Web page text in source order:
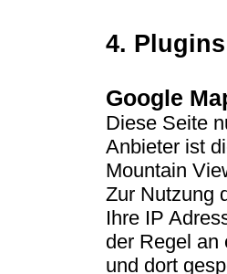
4.
Google
Diese Seite
Anbieter ist
Mountain
Zur Nutzung
Ihre IP
der Regel an
und dort